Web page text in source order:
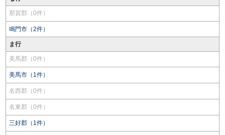
那賀郡（0件）
鳴門市（2件）
ま行
美馬郡（0件）
美馬市（1件）
名西郡（0件）
名東郡（0件）
三好郡（1件）